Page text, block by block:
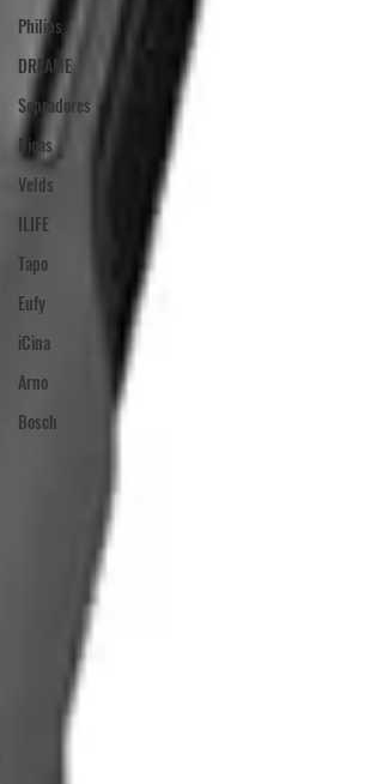
Philips
DREAME
Sopradores
Dicas
Velds
ILIFE
Tapo
Eufy
iCina
Arno
Bosch